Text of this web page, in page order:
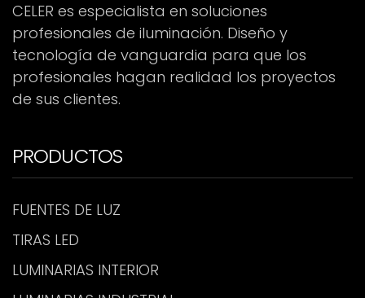
CELER es especialista en soluciones
profesionales de iluminación. Diseño y
tecnología de vanguardia para que los
profesionales hagan realidad los proyectos
de sus clientes.
PRODUCTOS
FUENTES DE LUZ
TIRAS LED
LUMINARIAS INTERIOR